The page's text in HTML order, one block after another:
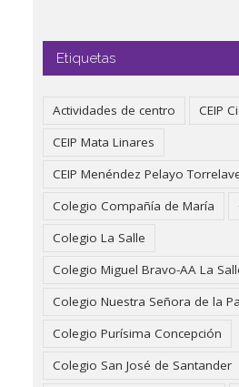
Etiquetas
Actividades de centro
CEIP
CEIP Mata Linares
CEIP Menéndez Pelayo
Colegio Compañía de María
Colegio La Salle
Colegio Miguel Bravo-AA La
Colegio Nuestra Señora de la
Colegio Purísima Concepción
Colegio San José de Santander